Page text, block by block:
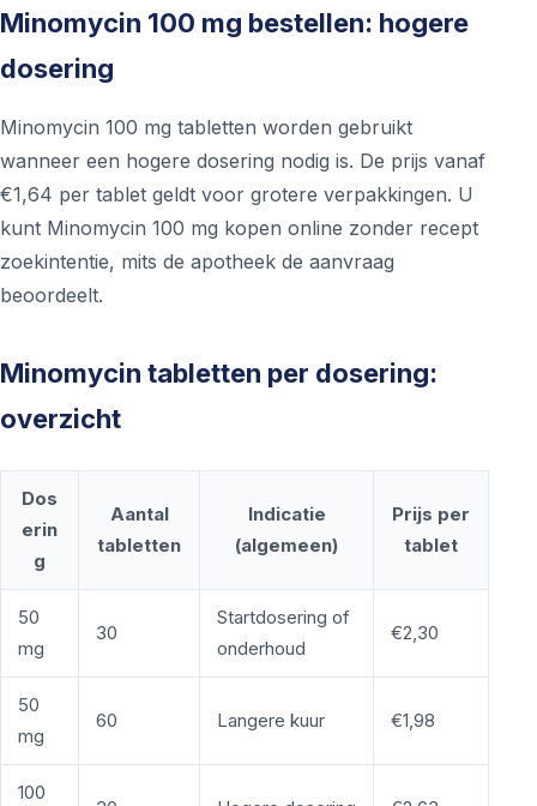
Minomycin 100 mg bestellen: hogere
dosering
Minomycin 100 mg tabletten worden gebruikt
wanneer een hogere dosering nodig is. De prijs vanaf
€1,64 per tablet geldt voor grotere verpakkingen. U
kunt Minomycin 100 mg kopen online zonder recept
zoekintentie, mits de apotheek de aanvraag
beoordeelt.
Minomycin tabletten per dosering:
overzicht
Dos
erin
g
Aantal
tabletten
Indicatie
(algemeen)
Prijs per
tablet
50
mg
30
Startdosering of
onderhoud
€2,30
50
mg
60 Langere kuur €1,98
100